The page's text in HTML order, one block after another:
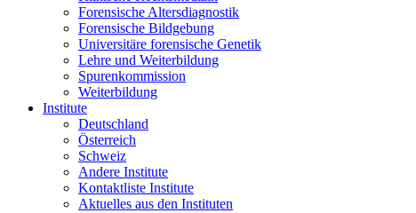
Forensische Altersdiagnostik
Forensische Bildgebung
Universitäre forensische Genetik
Lehre und Weiterbildung
Spurenkommission
Weiterbildung
Institute
Deutschland
Österreich
Schweiz
Andere Institute
Kontaktliste Institute
Aktuelles aus den Instituten